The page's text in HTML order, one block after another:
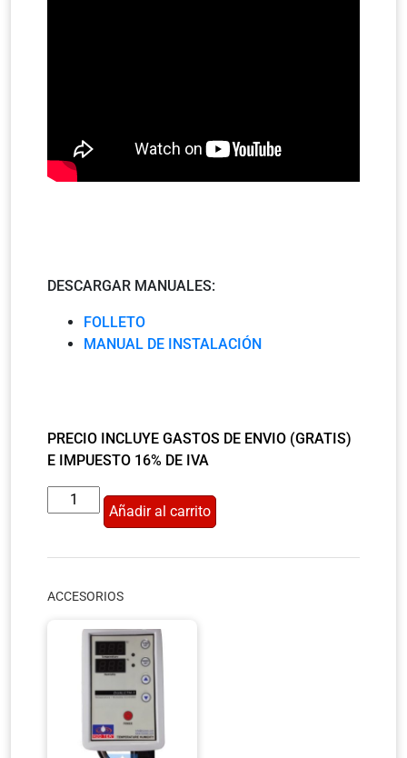
DESCARGAR MANUALES:
FOLLETO
MANUAL DE INSTALACIÓN
PRECIO INCLUYE GASTOS DE ENVIO (GRATIS)
E IMPUESTO 16% DE IVA
Añadir al carrito
ACCESORIOS